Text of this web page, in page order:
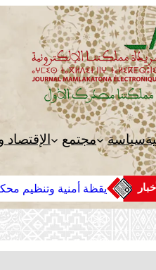
سياسة مجتمع الإقتصاد
يقظة أمنية وتنظيم